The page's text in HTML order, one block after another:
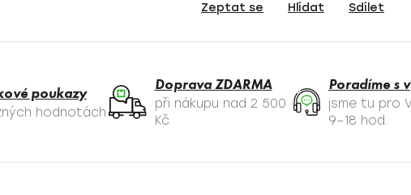
Zeptat se Hlídat Sdílet
poukazy
hodnotách
Doprava ZDARMA
při nákupu nad 2 500
Kč
Poradíme s
jsme tu pro
9–18 hod.